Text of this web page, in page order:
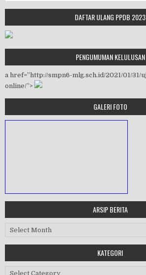
DAFTAR ULANG PPDB 2023
PENGUMUMAN KELULUSAN
a href=”http://smpn6-mlg.sch.id/2021/01/31/
online/”>
GALERI FOTO
Workshop Perangkat 2019
ARSIP BERITA
Arsip Berita
KATEGORI
Kategori